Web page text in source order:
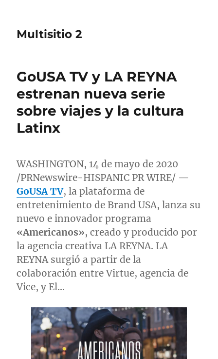
Multisitio 2
GoUSA TV y LA REYNA
estrenan nueva serie
sobre viajes y la cultura
Latinx
WASHINGTON, 14 de mayo de 2020
/PRNewswire-HISPANIC PR WIRE/ —
GoUSA TV, la plataforma de
entretenimiento de BrandUSA, lanza su
nuevo e innovador programa
«Americanos», creado y producido por
la agencia creativa LA REYNA. LA
REYNA surgió a partir de la
colaboración entre Virtue, agencia de
Vice, y El…